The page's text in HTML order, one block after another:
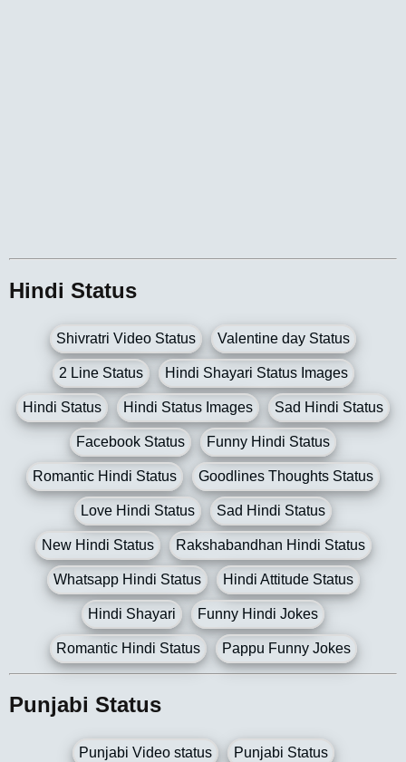
Hindi Status
Shivratri Video Status Valentine day Status
2 Line Status Hindi Shayari Status Images
Hindi Status Hindi Status Images Sad Hindi Status
Facebook Status Funny Hindi Status
Romantic Hindi Status Goodlines Thoughts Status
Love Hindi Status Sad Hindi Status
New Hindi Status Rakshabandhan Hindi Status
Whatsapp Hindi Status Hindi Attitude Status
Hindi Shayari Funny Hindi Jokes
Romantic Hindi Status Pappu Funny Jokes
Punjabi Status
Punjabi Video status Punjabi Status